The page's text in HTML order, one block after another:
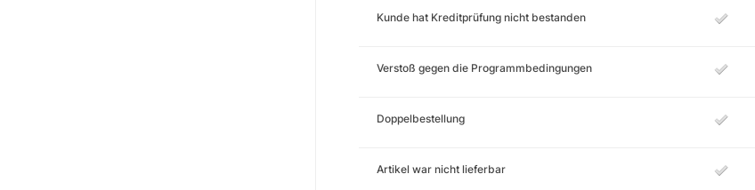
Kunde hat Kreditprüfung nicht bestanden
Verstoß gegen die Programmbedingungen
Doppelbestellung
Artikel war nicht lieferbar